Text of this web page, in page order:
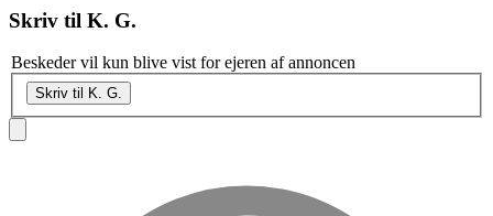
Skriv til K. G.
Beskeder vil kun blive vist for ejeren af annoncen
Skriv til K. G.